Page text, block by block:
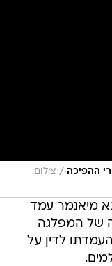
ההפיכה / צילום:
מיאנמר עמד
של המפלגה
לדין על